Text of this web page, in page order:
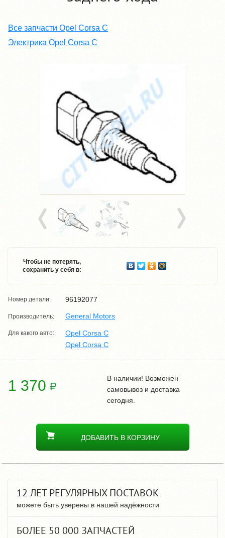
Все запчасти Opel Corsa C
Электрика Opel Corsa C
Чтобы не потерять,
сохранить у себя в:
Номер детали: 96192077
Производитель: General Motors
Для какого авто:
Opel Corsa C
Opel Corsa C
1 370
В наличии! Возможен
самовывоз и доставка
сегодня.
ДОБАВИТЬ В КОРЗИНУ
12 ЛЕТ РЕГУЛЯРНЫХ ПОСТАВОК
можете быть уверены в нашей надёжности
БОЛЕЕ 50 000 ЗАПЧАСТЕЙ